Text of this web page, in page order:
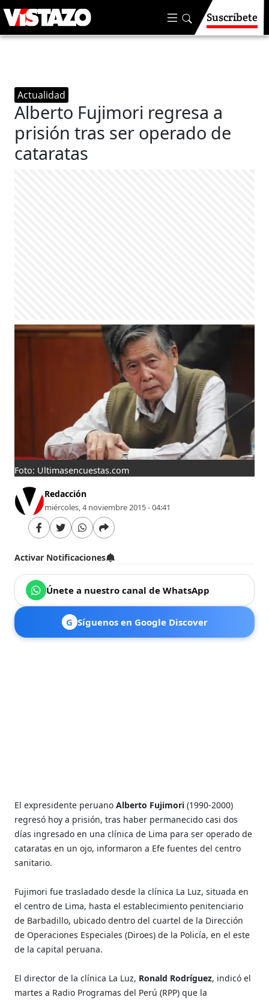
Suscríbete
Actualidad
Alberto Fujimori regresa a
prisión tras ser operado de
cataratas
Foto: Ultimasencuestas.com
Redacción
miércoles, 4 noviembre 2015 - 04:41
Activar Notificaciones
Únete a nuestro canal de WhatsApp
G Síguenos en Google Discover
El expresidente peruanoAlberto Fujimori (1990-2000)
regresó hoy a prisión, tras haber permanecido casi dos
días ingresado en una clínica de Lima para ser operado de
cataratas en un ojo, informaron a Efe fuentes del centro
sanitario.
Fujimori fue trasladado desde la clínica La Luz, situada en
el centro de Lima, hasta el establecimiento penitenciario
de Barbadillo, ubicado dentro del cuartel de la Dirección
de Operaciones Especiales (Diroes) de la Policía, en el este
de la capital peruana.
El director de la clínica La Luz, Ronald Rodríguez, indicó el
martes a Radio Programas del Perú (RPP) que la